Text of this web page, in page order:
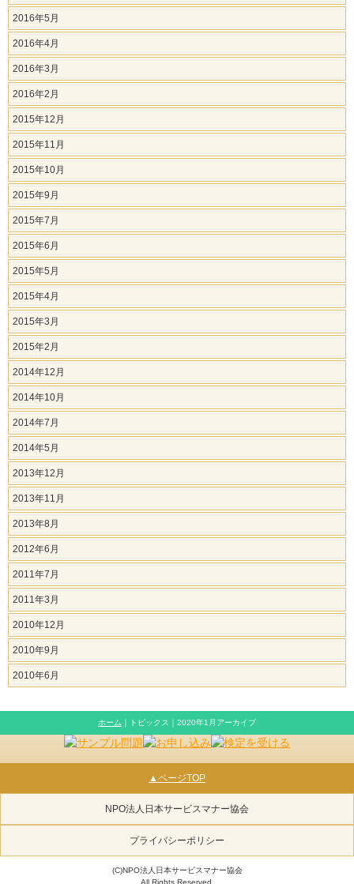
2016年5月
2016年4月
2016年3月
2016年2月
2015年12月
2015年11月
2015年10月
2015年9月
2015年7月
2015年6月
2015年5月
2015年4月
2015年3月
2015年2月
2014年12月
2014年10月
2014年7月
2014年5月
2013年12月
2013年11月
2013年8月
2012年6月
2011年7月
2011年3月
2010年12月
2010年9月
2010年6月
ホーム ｜トピックス｜2020年1月アーカイブ
▲ページTOP
NPO法人日本サービスマナー協会
プライバシーポリシー
(C)NPO法人日本サービスマナー協会
All Rights Reserved.